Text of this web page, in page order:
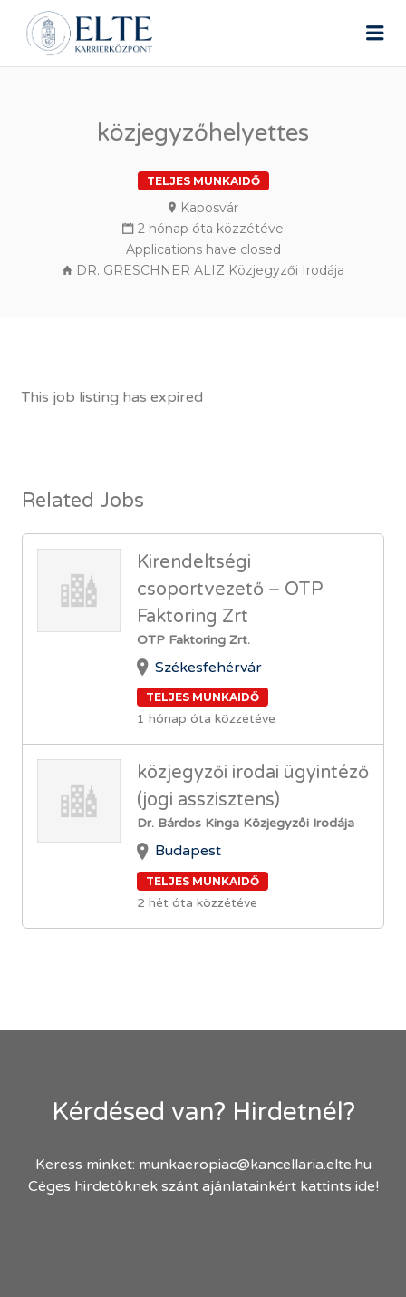
ELTE ÁLLÁSPORTÁL
közjegyzőhelyettes
TELJES MUNKAIDŐ
Kaposvár
2 hónap óta közzétéve
Applications have closed
DR. GRESCHNER ALIZ Közjegyzői Irodája
This job listing has expired
Related Jobs
Kirendeltségi
csoportvezető – OTP
Faktoring Zrt
OTP Faktoring Zrt.
Székesfehérvár
TELJES MUNKAIDŐ
1 hónap óta közzétéve
közjegyzői irodai ügyintéző
(jogi asszisztens)
Dr. Bárdos Kinga Közjegyzői Irodája
Budapest
TELJES MUNKAIDŐ
2 hét óta közzétéve
Kérdésed van? Hirdetnél?
Keress minket: munkaeropiac@kancellaria.elte.hu
Céges hirdetőknek szánt ajánlatainkért kattints ide!